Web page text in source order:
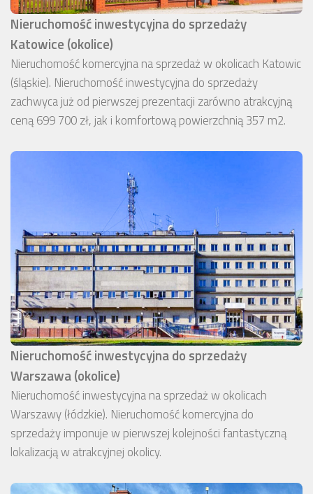
Nieruchomość inwestycyjna do sprzedaży
Katowice (okolice)
Nieruchomość komercyjna na sprzedaż w okolicach Katowic
(śląskie). Nieruchomość inwestycyjna do sprzedaży
zachwyca już od pierwszej prezentacji zarówno atrakcyjną
ceną 699 700 zł, jak i komfortową powierzchnią 357 m2.
Nieruchomość inwestycyjna do sprzedaży
Warszawa (okolice)
Nieruchomość inwestycyjna na sprzedaż w okolicach
Warszawy (łódzkie). Nieruchomość komercyjna do
sprzedaży imponuje w pierwszej kolejności fantastyczną
lokalizacją w atrakcyjnej okolicy.